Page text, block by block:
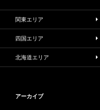
関東エリア
四国エリア
北海道エリア
アーカイブ